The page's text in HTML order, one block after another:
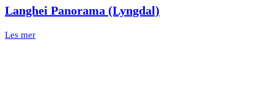
Langhei Panorama (Lyngdal)
Les mer